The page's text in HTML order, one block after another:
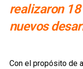
realizaron
nuevos
Con el propósito de